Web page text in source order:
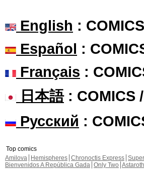
English :
Español :
Français :
日本語: COMICS
Русский :
Top comics
Amilova
Hemispheres Chronoctis Express
Bienvenidos A República Gada Only Two